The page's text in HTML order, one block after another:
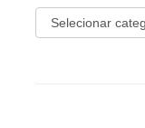
Categorias